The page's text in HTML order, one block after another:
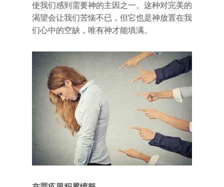
使我们感到需要神的主因之一。这种对完美的
渴望会让我们苦恼不已，但它也是神放置在我
们心中的空缺，唯有神才能填满。